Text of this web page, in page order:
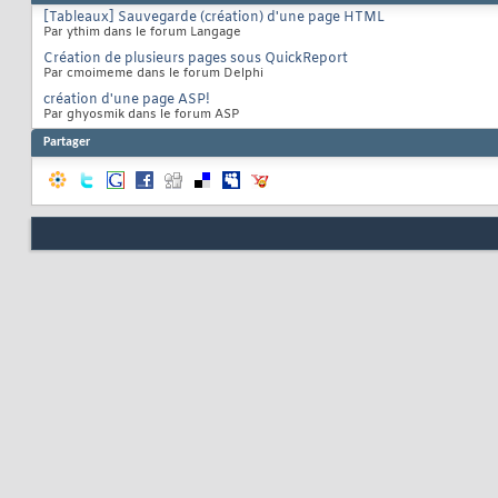
[Tableaux] Sauvegarde (création) d'une page HTML
Par ythim dans le forum Langage
Création de plusieurs pages sous QuickReport
Par cmoimeme dans le forum Delphi
création d'une page ASP!
Par ghyosmik dans le forum ASP
Partager